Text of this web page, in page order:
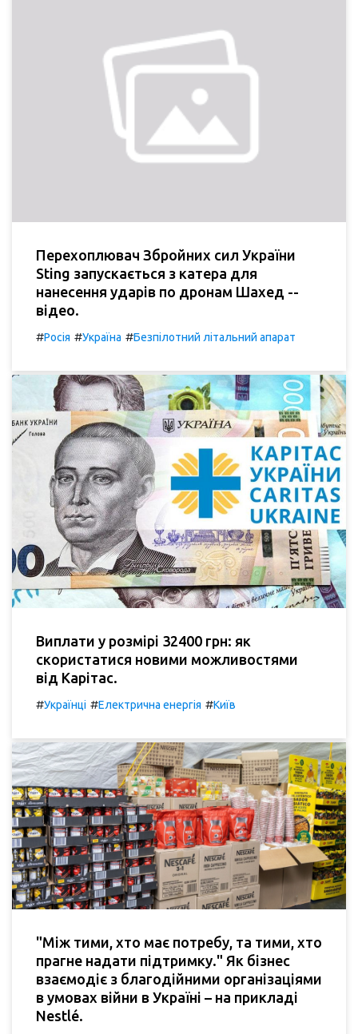
Перехоплювач Збройних сил України
Sting запускається з катера для
нанесення ударів по дронам Шахед --
відео.
#Росія #Україна #Безпілотний літальний апарат
Виплати у розмірі 32400 грн: як
скористатися новими можливостями
від Карітас.
#Українці #Електрична енергія #Київ
"Між тими, хто має потребу, та тими, хто
прагне надати підтримку." Як бізнес
взаємодіє з благодійними організаціями
в умовах війни в Україні – на прикладі
Nestlé.